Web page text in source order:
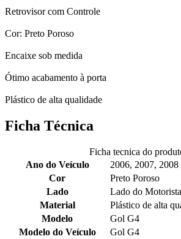
Retrovisor com Controle
Cor: Preto Poroso
Encaixe sob medida
Ótimo acabamento à porta
Plástico de alta qualidade
Ficha Técnica
Ficha tecnica do
Ano do Veículo
2006, 2007, 2008
Cor
Preto Poroso
Lado
Lado do Motorista
Material
Plástico de alta
Modelo
Gol G4
Modelo do Veículo
Gol G4